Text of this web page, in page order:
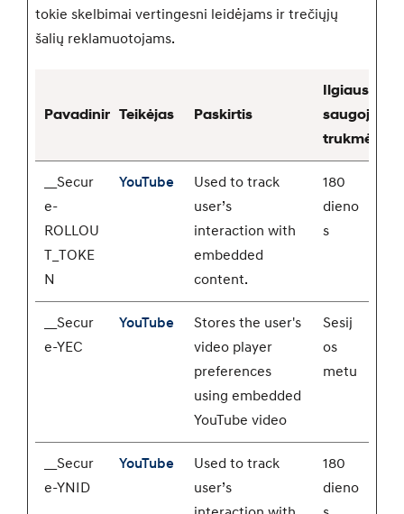
tokie skelbimai vertingesni leidėjams ir trečiųjų
šalių reklamuotojams.
PavadinimasTeikėjas Paskirtis
Ilgiausia
saugojimo
trukmė
__Secur
e-
ROLLOU
T_TOKE
N
YouTube
Used to track
user’s
interaction with
embedded
content.
180
dieno
s
__Secur
e-YEC
YouTube
Stores the user's
video player
preferences
using embedded
YouTube video
Sesij
os
metu
__Secur
e-YNID
YouTube
Used to track
user’s
180
dieno